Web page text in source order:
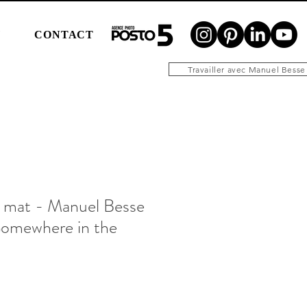
CONTACT
Travailler avec Manuel Besse
- Manuel Besse
in the